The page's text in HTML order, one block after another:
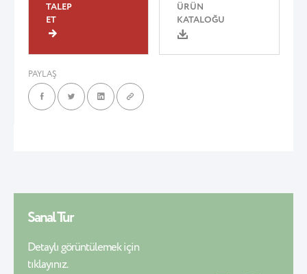
TALEP
ET
ÜRÜN
KATALOĞU
PAYLAŞ
Sanal Tur
Detaylı görüntülemek için
tıklayınız.